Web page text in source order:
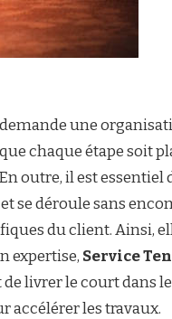
une
chaque étape soit
outre, il est essentiel
se déroule sans
du client. Ainsi,
expertise, Service
livrer le court dans
accélérer les travaux.